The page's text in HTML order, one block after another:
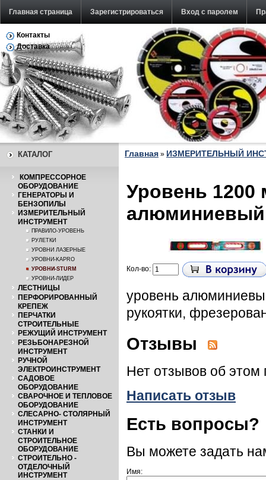
Главная страница Зарегистрироваться Вход с паролем
Обратная связь
Контакты
Доставка
КАТАЛОГ
КОМПРЕССОРНОЕ
ОБОРУДОВАНИЕ
ГЕНЕРАТОРЫ И
БЕНЗОПИЛЫ
ИЗМЕРИТЕЛЬНЫЙ
ИНСТРУМЕНТ
ПРАВИЛО-УРОВЕНЬ
РУЛЕТКИ
УРОВНИ ЛАЗЕРНЫЕ
УРОВНИ-KAPRO
УРОВНИ-STURM
УРОВНИ-ЛИДЕР
ЛЕСТНИЦЫ
ПЕРФОРИРОВАННЫЙ
КРЕПЕЖ
ПЕРЧАТКИ
СТРОИТЕЛЬНЫЕ
РЕЖУЩИЙ ИНСТРУМЕНТ
РЕЗЬБОНАРЕЗНОЙ
ИНСТРУМЕНТ
РУЧНОЙ
ЭЛЕКТРОИНСТРУМЕНТ
САДОВОЕ
ОБОРУДОВАНИЕ
СВАРОЧНОЕ И ТЕПЛОВОЕ
ОБОРУДОВАНИЕ
СЛЕСАРНО- СТОЛЯРНЫЙ
ИНСТРУМЕНТ
СТАНКИ И
СТРОИТЕЛЬНОЕ
ОБОРУДОВАНИЕ
СТРОИТЕЛЬНО -
ОТДЕЛОЧНЫЙ
ИНСТРУМЕНТ
Главная » ИЗМЕРИТЕЛЬНЫЙ
Уровень 1200
алюминиевый
Кол-во:
уровень
рукоятки,
Отзывы
Нет отзывов об этом
Написать отзыв
Есть вопросы?
Вы можете задать
Имя: